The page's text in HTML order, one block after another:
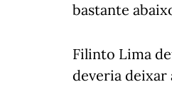
bastante
Filinto Lima
deveria deixar